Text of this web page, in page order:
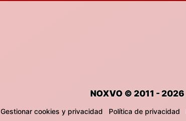
NOXVO © 2011 - 2026
Gestionar cookies y privacidad Política de privacidad